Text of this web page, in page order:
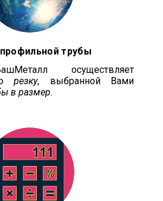
трубы
осуществляет
резку, выбранной Вами
в размер.